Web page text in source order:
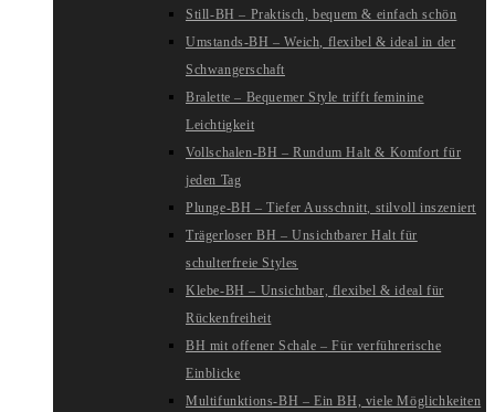
Still-BH – Praktisch, bequem & einfach schön
Umstands-BH – Weich, flexibel & ideal in der
Schwangerschaft
Bralette – Bequemer Style trifft feminine
Leichtigkeit
Vollschalen-BH – Rundum Halt & Komfort für
jeden Tag
Plunge-BH – Tiefer Ausschnitt, stilvoll inszeniert
Trägerloser BH – Unsichtbarer Halt für
schulterfreie Styles
Klebe-BH – Unsichtbar, flexibel & ideal für
Rückenfreiheit
BH mit offener Schale – Für verführerische
Einblicke
Multifunktions-BH – Ein BH, viele Möglichkeiten